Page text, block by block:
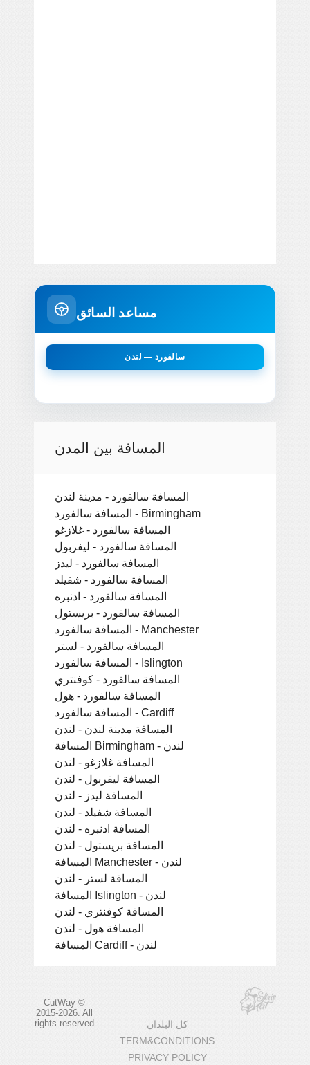
مساعد السائق
سالفورد — لندن
المسافة بين المدن
المسافة سالفورد - مدينة لندن
المسافة سالفورد - Birmingham
المسافة سالفورد - غلازغو
المسافة سالفورد - ليفربول
المسافة سالفورد - ليدز
المسافة سالفورد - شفيلد
المسافة سالفورد - ادنبره
المسافة سالفورد - بريستول
المسافة سالفورد - Manchester
المسافة سالفورد - لستر
المسافة سالفورد - Islington
المسافة سالفورد - كوفنتري
المسافة سالفورد - هول
المسافة سالفورد - Cardiff
المسافة مدينة لندن - لندن
المسافة Birmingham - لندن
المسافة غلازغو - لندن
المسافة ليفربول - لندن
المسافة ليدز - لندن
المسافة شفيلد - لندن
المسافة ادنبره - لندن
المسافة بريستول - لندن
المسافة Manchester - لندن
المسافة لستر - لندن
المسافة Islington - لندن
المسافة كوفنتري - لندن
المسافة هول - لندن
المسافة Cardiff - لندن
CutWay ©
2015-2026. All
rights reserved
كل البلدان
TERM&CONDITIONS
PRIVACY POLICY